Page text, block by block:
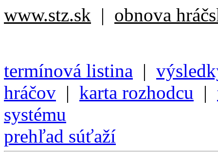
www.stz.sk | obnova
termínová listina |
hráčov | karta rozhodcu |
systému
prehľad súťaží